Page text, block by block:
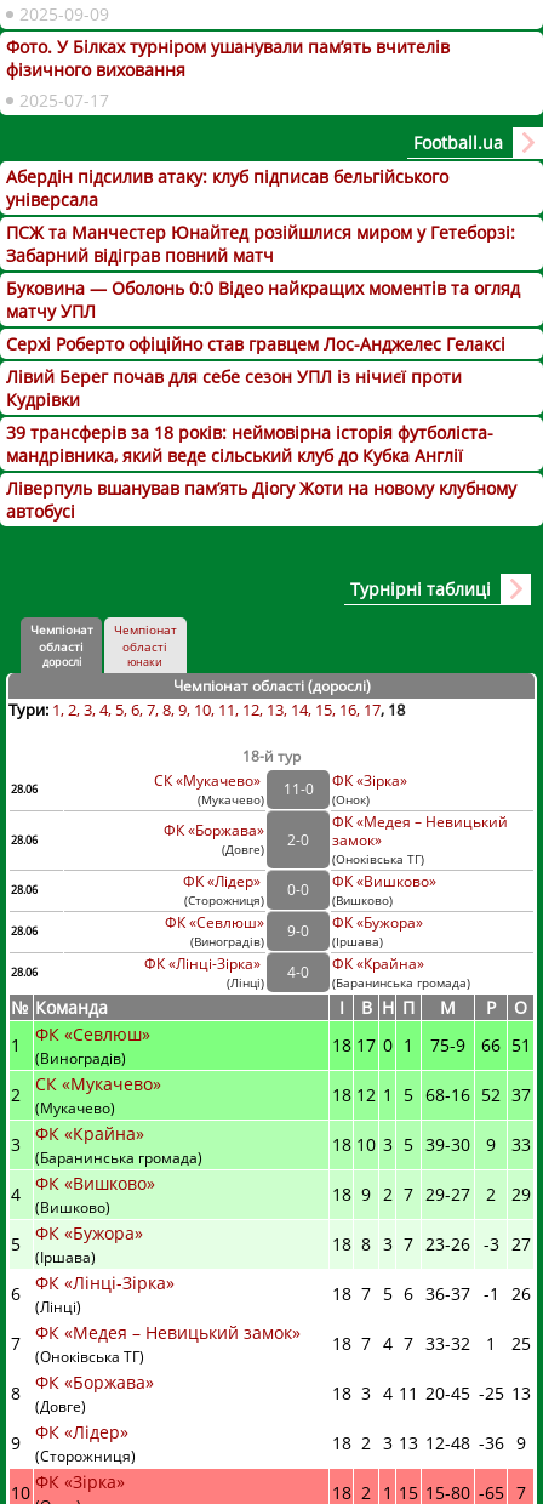
2025-09-09
Фото. У Білках турніром ушанували пам’ять вчителів
фізичного виховання
2025-07-17
Football.ua
Абердін підсилив атаку: клуб підписав бельгійського
універсала
ПСЖ та Манчестер Юнайтед розійшлися миром у Гетеборзі:
Забарний відіграв повний матч
Буковина — Оболонь 0:0 Відео найкращих моментів та огляд
матчу УПЛ
Серхі Роберто офіційно став гравцем Лос-Анджелес Гелаксі
Лівий Берег почав для себе сезон УПЛ із нічиєї проти
Кудрівки
39 трансферів за 18 років: неймовірна історія футболіста-
мандрівника, який веде сільський клуб до Кубка Англії
Ліверпуль вшанував пам’ять Діогу Жоти на новому клубному
автобусі
Турнірні таблиці
Чемпіонат
області
дорослі
Чемпіонат
області
юнаки
Чемпіонат області (дорослі)
Тури: 1 2 3 4 5 6 7 8 9 10 11 12 13 14 15 16 17 18
18-й тур
28.06 СК «Мукачево»
(Мукачево)
11-0 ФК «Зірка»
(Онок)
28.06
ФК «Боржава»
(Довге)
2-0
ФК «Медея – Невицький
замок»
(Оноківська ТГ)
28.06
ФК «Лідер»
(Сторожниця)
0-0 ФК «Вишково»
(Вишково)
28.06
ФК «Севлюш»
(Виноградів)
9-0 ФК «Бужора»
(Іршава)
28.06
ФК «Лінці-Зірка»
(Лінці)
4-0 ФК «Крайна»
(Баранинська громада)
№ Команда I В Н П М Р
О
1
ФК «Севлюш»
(Виноградів)
18 17 0 1 75-9 66 51
2 СК «Мукачево»
(Мукачево)
18 12 1 5 68-16 52 37
3 ФК «Крайна»
(Баранинська громада)
18 10 3 5 39-30 9 33
4 ФК «Вишково»
(Вишково)
18 9 2 7 29-27 2 29
5 ФК «Бужора»
(Іршава)
18 8 3 7 23-26 -3 27
6 ФК «Лінці-Зірка»
(Лінці)
18 7 5 6 36-37 -1 26
7 ФК «Медея – Невицький замок»
(Оноківська ТГ)
18 7 4 7 33-32 1 25
8 ФК «Боржава»
(Довге)
18 3 4 11 20-45 -25 13
9 ФК «Лідер»
(Сторожниця)
18 2 3 13 12-48 -36 9
10 ФК «Зірка» 18 2 1 15 15-80 -65 7